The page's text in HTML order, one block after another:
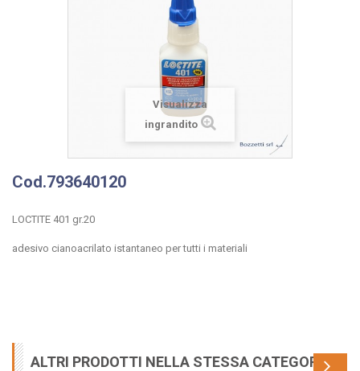
Visualizza
ingrandito
Cod.793640120
LOCTITE 401 gr.20
adesivo cianoacrilato istantaneo per tutti i materiali
ALTRI PRODOTTI NELLA STESSA CATEGORIA